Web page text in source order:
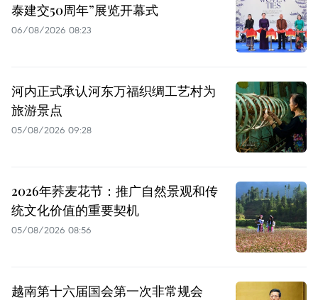
泰建交50周年”展览开幕式
06/08/2026 08:23
河内正式承认河东万福织绸工艺村为
旅游景点
05/08/2026 09:28
2026年荞麦花节：推广自然景观和传
统文化价值的重要契机
05/08/2026 08:56
越南第十六届国会第一次非常规会